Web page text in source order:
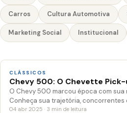
Carros Cultura Automotiva
Marketing Social Institucional
CLÁSSICOS
Chevy 500: O Chevette
O Chevy 500 marcou época com
Conheça sua trajetória, concorrentes
04 abr 2025 · 3 min de leitura